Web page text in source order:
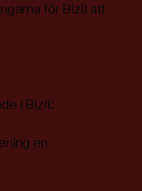
för Bizit att
i Bizit:
en